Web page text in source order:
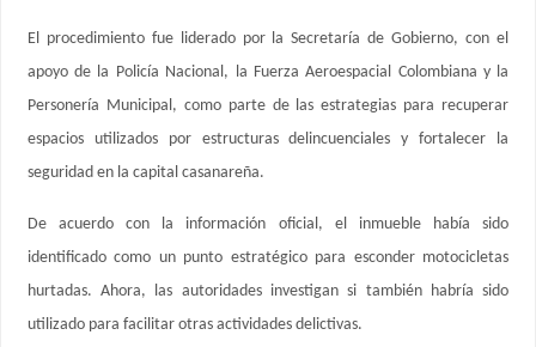
El procedimiento fue liderado por la Secretaría de Gobierno, con el
apoyo de la Policía Nacional, la Fuerza Aeroespacial Colombiana y la
Personería Municipal, como parte de las estrategias para recuperar
espacios utilizados por estructuras delincuenciales y fortalecer la
seguridad en la capital casanareña.
De acuerdo con la información oficial, el inmueble había sido
identificado como un punto estratégico para esconder motocicletas
hurtadas. Ahora, las autoridades investigan si también habría sido
utilizado para facilitar otras actividades delictivas.